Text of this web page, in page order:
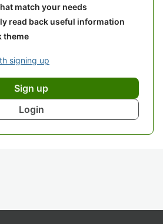
match your needs
read back useful information
theme
signing up
Sign up
Login